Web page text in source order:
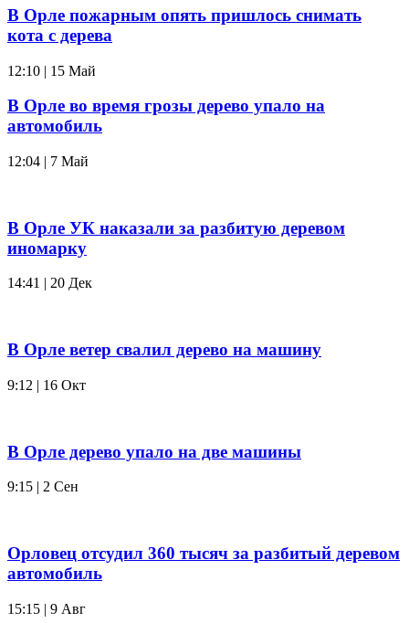
В Орле пожарным опять пришлось снимать
кота с дерева
12:10 | 15 Май
В Орле во время грозы дерево упало на
автомобиль
12:04 | 7 Май
В Орле УК наказали за разбитую деревом
иномарку
14:41 | 20 Дек
В Орле ветер свалил дерево на машину
9:12 | 16 Окт
В Орле дерево упало на две машины
9:15 | 2 Сен
Орловец отсудил 360 тысяч за разбитый деревом
автомобиль
15:15 | 9 Авг